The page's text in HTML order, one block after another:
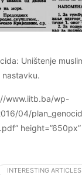
Uništenje
www.iitb.ba/wp-
04/
height=”650px”
INTERESTING ARTICLES